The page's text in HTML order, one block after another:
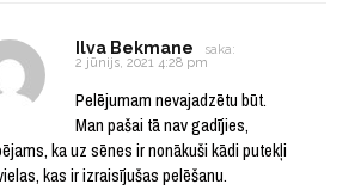
Ilva Bekmane
saka:
2 jūnijs, 2021 4:28 pm
Pelējumam nevajadzētu būt.
Man pašai tā nav gadījies,
ka uz sēnes ir nonākuši kādi putekļi
kas ir izraisījušas pelēšanu.